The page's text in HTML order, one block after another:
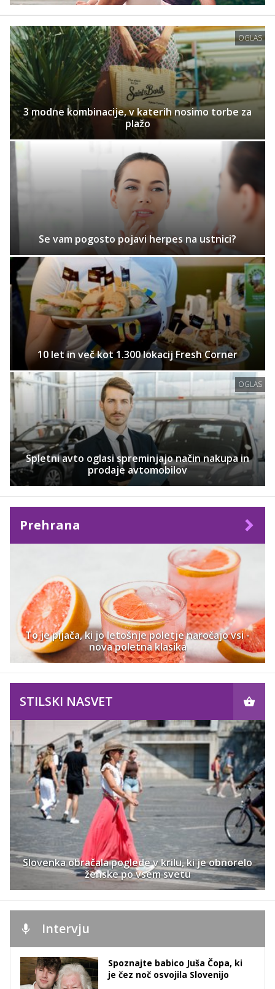
OGLAS
3 modne kombinacije, v katerih nosimo torbe za
plažo
Se vam pogosto pojavi herpes na ustnici?
10 let in več kot 1.300 lokacij Fresh Corner
OGLAS
Spletni avto oglasi spreminjajo način nakupa in
prodaje avtomobilov
Prehrana
To je pijača, ki jo letošnje poletje naročajo vsi -
nova poletna klasika
STILSKI NASVET
Slovenka obračala poglede v krilu, ki je obnorelo
ženske po vsem svetu
Intervju
Spoznajte babico Juša Čopa, ki
je čez noč osvojila Slovenijo